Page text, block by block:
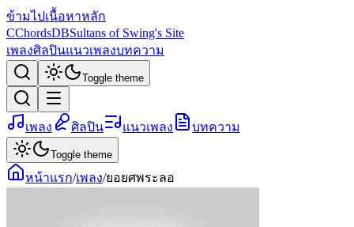
ข้ามไปเนื้อหาหลัก
CChordsDBSultans of Swing's Site
เพลงศิลปินแนวเพลงบทความ
Toggle theme
เพลง ศิลปิน แนวเพลง บทความ
Toggle theme
หน้าแรก/เพลง/ยอยศพระลอ